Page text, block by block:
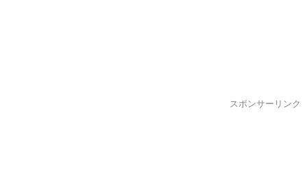
スポンサーリンク